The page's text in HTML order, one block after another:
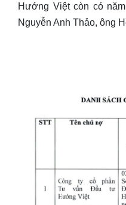
Hướng Việt còn có
Nguyễn Anh Thảo, ông